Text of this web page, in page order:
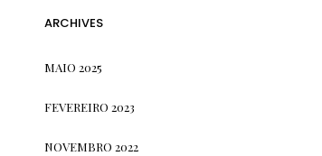
ARCHIVES
MAIO 2025
FEVEREIRO 2023
NOVEMBRO 2022